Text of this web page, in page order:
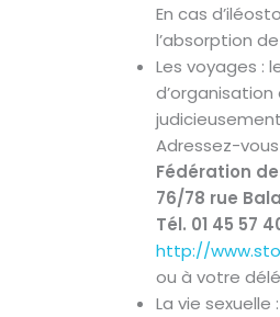
En cas
l’absorption
Les voyages :
Adressez-vous
Fédération
76/78 rue
Tél. 01 45 57
http://
ou à votre
La vie